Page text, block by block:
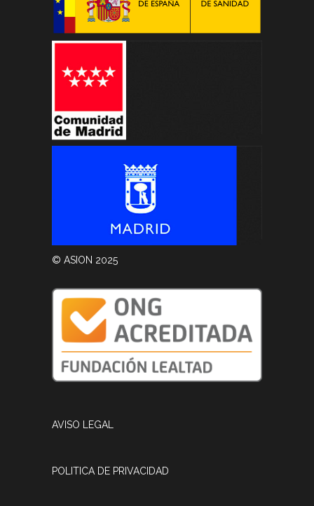
© ASION 2025
AVISO LEGAL
POLITICA DE PRIVACIDAD